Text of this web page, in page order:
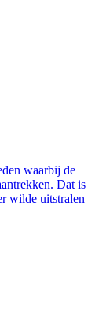
waarbij de
Dat is
wilde uitstralen